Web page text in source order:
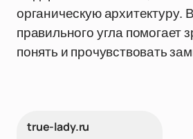
органическую архитектуру.
правильного угла помогает
понять и прочувствовать
true-lady.ru